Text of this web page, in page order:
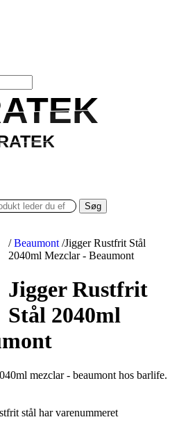
Søg
/ Beaumont /Jigger Rustfrit Stål
2040ml Mezclar - Beaumont
Jigger Rustfrit
Stål 2040ml
mezclar - beaumont hos barlife.
stål har varenummeret